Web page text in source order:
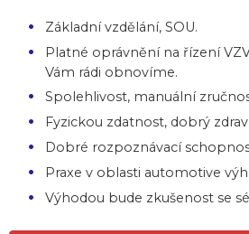
Základní vzdělání, SOU.
Platné oprávnění na řízení
Vám rádi obnovíme.
Spolehlivost, manuální
Fyzickou zdatnost, dobrý
Dobré rozpoznávací
Praxe v oblasti automotive
Výhodou bude zkušenost se